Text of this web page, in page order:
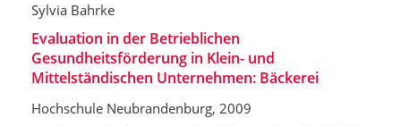
Sylvia Bahrke
Evaluation in der Betrieblichen
Gesundheitsförderung in Klein- und
Mittelständischen Unternehmen: Bäckerei
Hochschule Neubrandenburg, 2009